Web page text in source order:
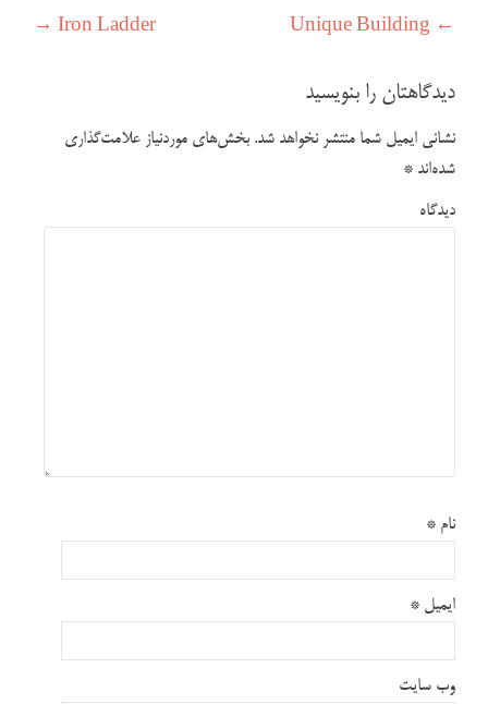
راهبری نوشته
←
Iron Ladder
→
دیدگاهتان را بنویسید
نشانی ایمیل شما منتشر نخواهد شد. بخش‌های موردنیاز علامت‌گذاری
شده‌اند *
دیدگاه
نام *
ایمیل *
وب‌ سایت